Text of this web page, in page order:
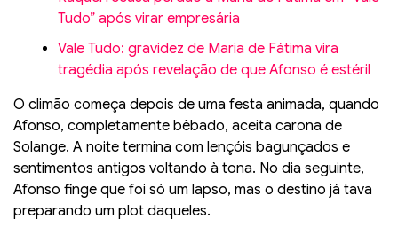
Tudo” após virar empresária
Vale Tudo: gravidez de Maria de Fátima vira
tragédia após revelação de que Afonso é estéril
O climão começa depois de uma festa animada, quando
Afonso, completamente bêbado, aceita carona de
Solange. A noite termina com lençóis bagunçados e
sentimentos antigos voltando à tona. No dia seguinte,
Afonso finge que foi só um lapso, mas o destino já tava
preparando um plot daqueles.